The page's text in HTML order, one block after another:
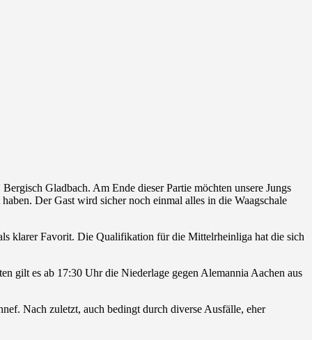
Gladbach. Am Ende dieser Partie möchten unsere Jungs
Der Gast wird sicher noch einmal alles in die Waagschale
klarer Favorit. Die Qualifikation für die Mittelrheinliga hat die sich
gilt es ab 17:30 Uhr die Niederlage gegen Alemannia Aachen aus
Nach zuletzt, auch bedingt durch diverse Ausfälle, eher